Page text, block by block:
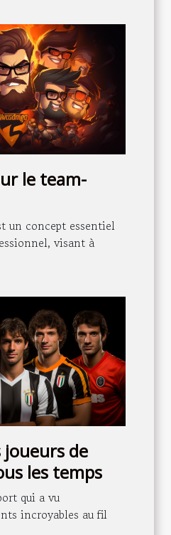
le team-
un concept essentiel
visant à
joueurs de
les temps
qui a vu
incroyables au fil